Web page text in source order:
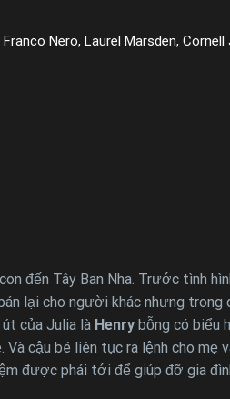
Nero, Laurel Marsden, Cornell
đến Tây Ban Nha. Trước tình
lại cho người khác nhưng
của Julia là Henry bỗng có biểu
cậu bé liên tục ra lệnh cho mẹ
được phái tới để giúp đỡ gia